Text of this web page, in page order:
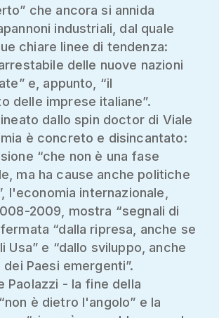
che ancora si annida
industriali, dal quale
chiare linee di tendenza:
delle nuove nazioni
e, appunto, “il
delle imprese italiane”.
dallo spin doctor di Viale
è concreto e disincantato:
“che non è una fase
ma ha cause anche politiche
l'economia internazionale,
2009, mostra “segnali di
“dalla ripresa, anche se
Usa” e “dallo sviluppo, anche
Paesi emergenti”.
Paolazzi - la fine della
è dietro l'angolo” e la